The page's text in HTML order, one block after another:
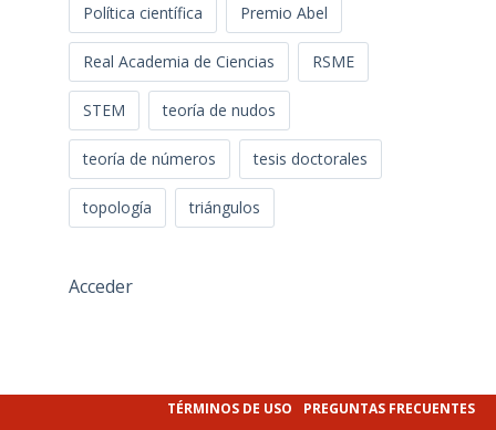
Política científica Premio Abel
Real Academia de Ciencias RSME
STEM teoría de nudos
teoría de números tesis doctorales
topología triángulos
Acceder
TÉRMINOS DE USO PREGUNTAS FRECUENTES